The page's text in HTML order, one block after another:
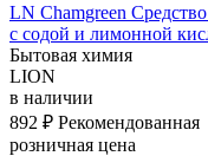
LN Chamgreen
с содой и лимонной
Бытовая химия
LION
в наличии
892 ₽ Рекомендованная
розничная цена